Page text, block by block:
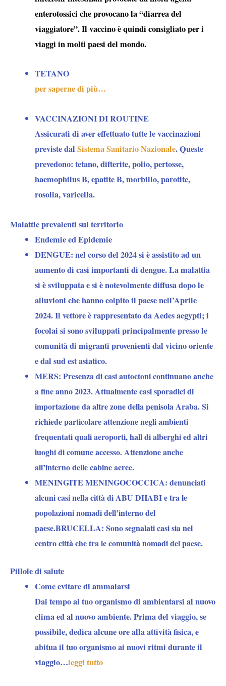
enterotossici che provocano la “diarrea del
viaggiatore”. Il vaccino è quindi consigliato per i
viaggi in molti paesi del mondo.
TETANO
per saperne di più…
VACCINAZIONI DI ROUTINE
Assicurati di aver effettuato tutte le vaccinazioni
previste dalSistema Sanitario Nazionale. Queste
prevedono: tetano, difterite, polio, pertosse,
haemophilus B, epatite B, morbillo, parotite,
rosolia, varicella.
Malattie prevalenti sul territorio
Endemie ed Epidemie
DENGUE: nel corso del 2024 si è assistito ad un
aumento di casi importanti di dengue. La malattia
si è sviluppata e si è notevolmente diffusa dopo le
alluvioni che hanno colpito il paese nell’Aprile
2024. Il vettore è rappresentato da Aedes aegypti; i
focolai si sono sviluppati principalmente presso le
comunità di migranti provenienti dal vicino oriente
e dal sud est asiatico.
MERS: Presenza di casi autoctoni continuano anche
a fine anno 2023. Attualmente casi sporadici di
importazione da altre zone della penisola Araba. Si
richiede particolare attenzione negli ambienti
frequentati quali aeroporti, hall di alberghi ed altri
luoghi di comune accesso. Attenzione anche
all’interno delle cabine aeree.
MENINGITE MENINGOCOCCICA: denunciati
alcuni casi nella città di ABU DHABI e tra le
popolazioni nomadi dell’interno del
paese.BRUCELLA: Sono segnalati casi sia nel
centro città che tra le comunità nomadi del paese.
Pillole di salute
Come evitare di ammalarsi
Dai tempo al tuo organismo di ambientarsi al nuovo
clima ed al nuovo ambiente. Prima del viaggio, se
possibile, dedica alcune ore alla attività fisica, e
abitua il tuo organismo ai nuovi ritmi durante il
viaggio…leggi tutto